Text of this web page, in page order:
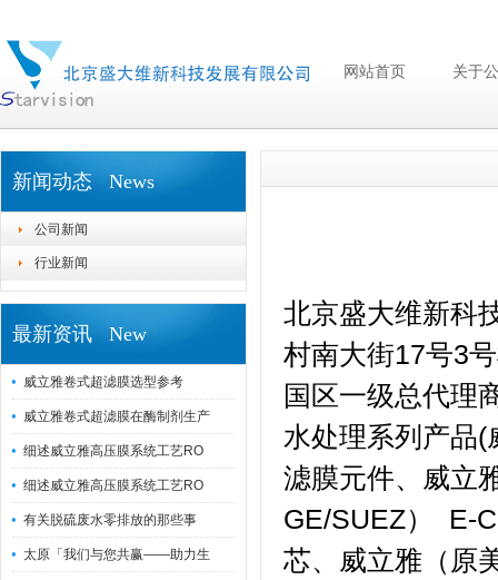
网站首页 关于
新闻动态 News
公司新闻
行业新闻
最新资讯 New
威立雅卷式超滤膜选型参考
威立雅卷式超滤膜在酶制剂生产
细述威立雅高压膜系统工艺RO
细述威立雅高压膜系统工艺RO
有关脱硫废水零排放的那些事
太原「我们与您共赢——助力生
北京盛大维新科
村南大街17号3
国区一级总代理
水处理系列产品
滤膜元件、威立
GE/SUEZ） E-
芯、威立雅（原